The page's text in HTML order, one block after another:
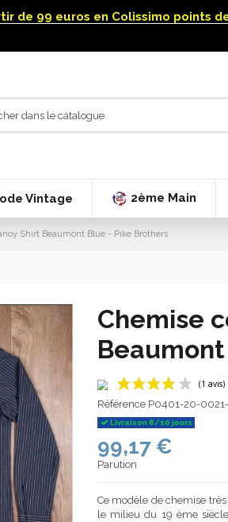
de 99 euros en Colissimo points
Vintage 2ème Main
Shirt Beaumont Blue - Pike Brothers
Chemise
Référence P0401-20-0021-
Livraison 8/10 jours
99,17 €
Parution
Ce modèle de chemise
le milieu du 19 ème